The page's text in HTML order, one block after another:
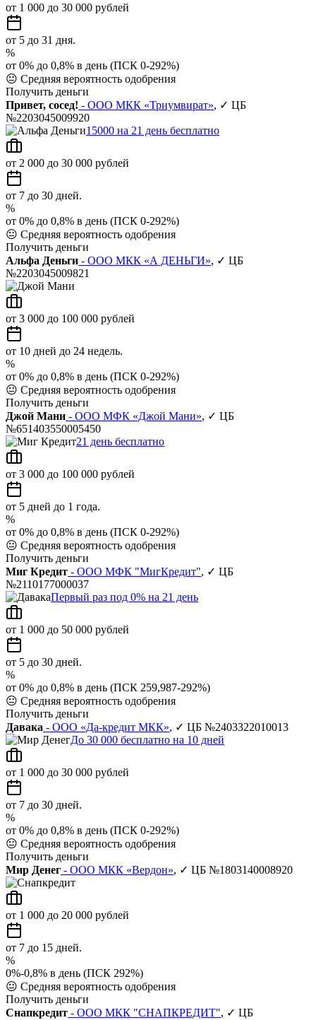
от 1 000 до 30 000 рублей
от 5 до 31 дня.
%
от 0% до 0,8% в день (ПСК 0-292%)
😐 Средняя вероятность одобрения
Получить деньги
Привет, сосед! - ООО МКК «Триумвират», ✓ ЦБ
№2203045009920
15000 на 21 день бесплатно
от 2 000 до 30 000 рублей
от 7 до 30 дней.
%
от 0% до 0,8% в день (ПСК 0-292%)
😐 Средняя вероятность одобрения
Получить деньги
Альфа Деньги - ООО МКК «А ДЕНЬГИ», ✓ ЦБ
№2203045009821
от 3 000 до 100 000 рублей
от 10 дней до 24 недель.
%
от 0% до 0,8% в день (ПСК 0-292%)
😐 Средняя вероятность одобрения
Получить деньги
Джой Мани - ООО МФК «Джой Мани», ✓ ЦБ
№651403550005450
21 день бесплатно
от 3 000 до 100 000 рублей
от 5 дней до 1 года.
%
от 0% до 0,8% в день (ПСК 0-292%)
😐 Средняя вероятность одобрения
Получить деньги
Миг Кредит - ООО МФК "МигКредит", ✓ ЦБ
№2110177000037
Первый раз под 0% на 21 день
от 1 000 до 50 000 рублей
от 5 до 30 дней.
%
от 0% до 0,8% в день (ПСК 259,987-292%)
😐 Средняя вероятность одобрения
Получить деньги
Давака - ООО «Да-кредит МКК», ✓ ЦБ №2403322010013
До 30 000 бесплатно на 10 дней
от 1 000 до 30 000 рублей
от 7 до 30 дней.
%
от 0% до 0,8% в день (ПСК 0-292%)
😐 Средняя вероятность одобрения
Получить деньги
Мир Денег - ООО МКК «Вердон», ✓ ЦБ №1803140008920
от 1 000 до 20 000 рублей
от 7 до 15 дней.
%
0%-0,8% в день (ПСК 292%)
😐 Средняя вероятность одобрения
Получить деньги
Снапкредит - ООО МКК "СНАПКРЕДИТ", ✓ ЦБ